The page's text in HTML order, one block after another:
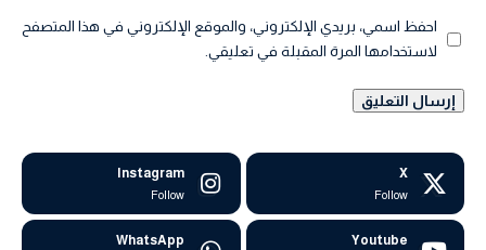
احفظ اسمي، بريدي الإلكتروني، والموقع الإلكتروني في هذا المتصفح
لاستخدامها المرة المقبلة في تعليقي.
X
Follow
Instagram
Follow
Youtube
WhatsApp